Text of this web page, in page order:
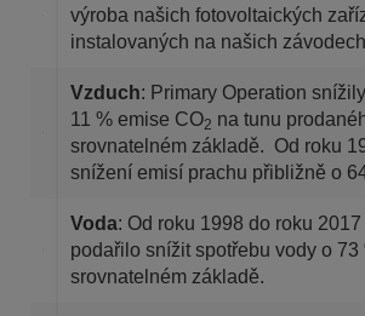
výroba našich fotovoltaických
instalovaných na našich
Vzduch: Primary Operation
11 % emise CO2 na tunu
srovnatelném základě. Od roku
snížení emisí prachu přibližně o
Voda: Od roku 1998 do roku
podařilo snížit spotřebu vody o 73
srovnatelném základě.